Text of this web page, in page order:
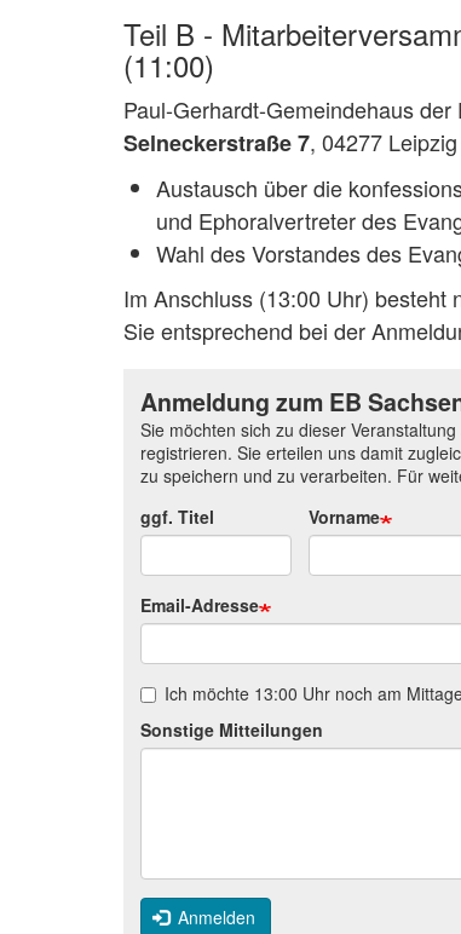
Teil B -
(11:00)
Paul-Gerhardt-Gemeindehaus
Selneckerstraße 7, 04277 Leipzig
Austausch über die
und Ephoralvertreter des
Wahl des Vorstandes des
Im Anschluss (13:00 Uhr) besteht
Sie entsprechend bei der
Anmeldung zum EB
Sie möchten sich zu dieser
registrieren. Sie erteilen uns damit
zu speichern und zu verarbeiten. Für
ggf. Titel
Vorname
Email-Adresse
Ich möchte 13:00 Uhr noch am
Sonstige Mitteilungen
Anmelden